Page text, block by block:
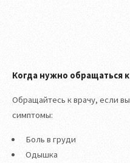
Когда нужно обращаться к
Обращайтесь к врачу, если
симптомы:
Боль в груди
Одышка